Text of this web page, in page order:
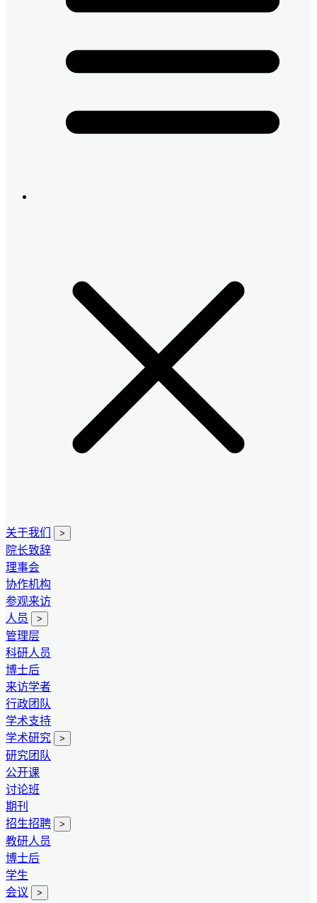
关于我们 >
院长致辞
理事会
协作机构
参观来访
人员
>
管理层
科研人员
博士后
来访学者
行政团队
学术支持
学术研究
>
研究团队
公开课
讨论班
期刊
招生招聘
>
教研人员
博士后
学生
会议
>